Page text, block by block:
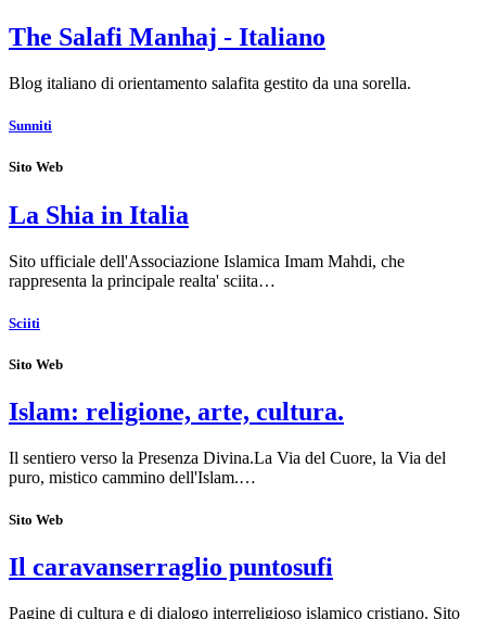
The Salafi Manhaj - Italiano
Blog italiano di orientamento salafita gestito da una sorella.
Sunniti
Sito Web
La Shia in Italia
Sito ufficiale dell'Associazione Islamica Imam Mahdi, che
rappresenta la principale realta' sciita…
Sciiti
Sito Web
Islam: religione, arte, cultura.
Il sentiero verso la Presenza Divina.La Via del Cuore, la Via del
puro, mistico cammino dell'Islam.…
Sito Web
Il caravanserraglio puntosufi
Pagine di cultura e di dialogo interreligioso islamico cristiano. Sito